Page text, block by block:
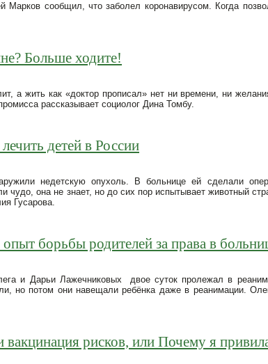
Марков сообщил, что заболел коронавирусом. Когда
Больше ходите!
а жить как «доктор прописал» нет ни времени, ни
рассказывает социолог Дина Томбу.
детей в России
недетскую опухоль. В больнице ей сделали
чудо, она не знает, но до сих пор испытывает животный
Гусарова.
борьбы родителей за права в
и Дарьи Лажечниковых двое суток пролежал в
но потом они навещали ребёнка даже в реанимации.
вакцинация рисков, или Почему я